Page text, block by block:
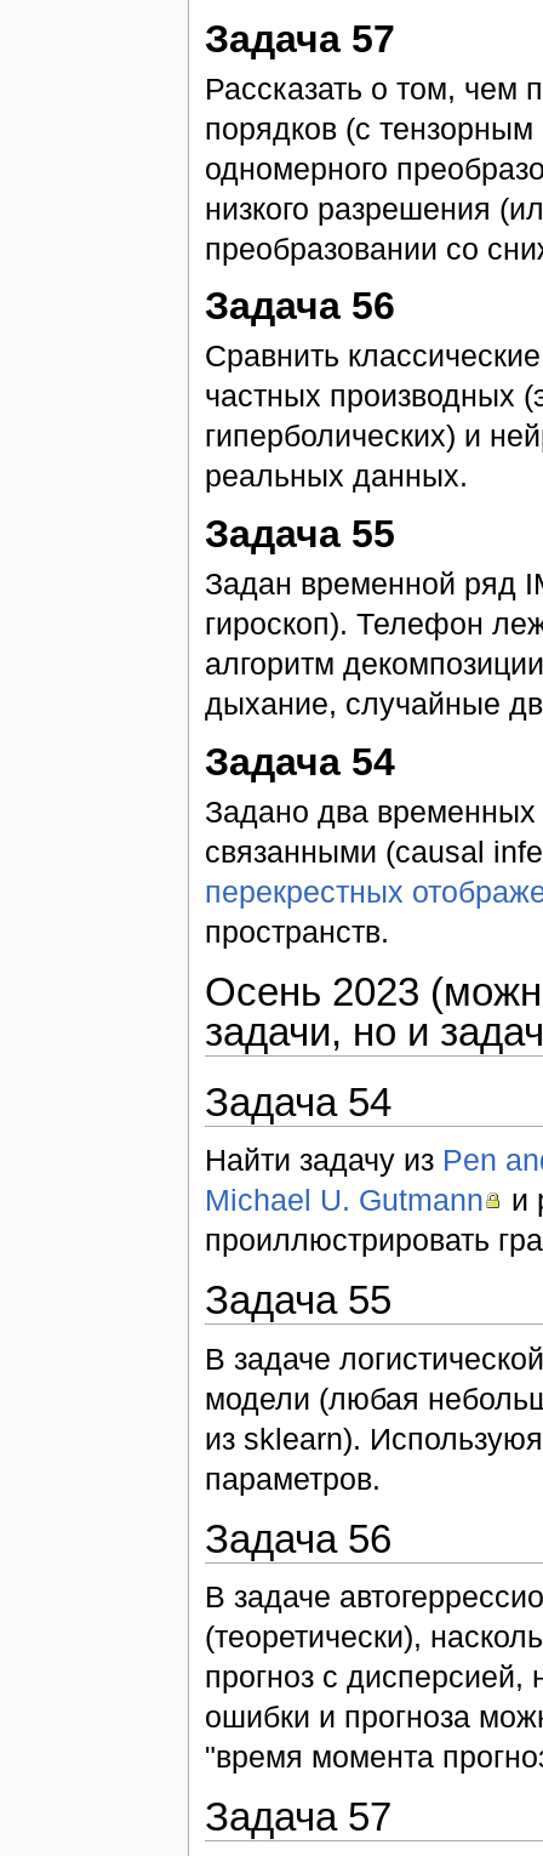
Задача 57
Рассказать о том, чем
порядков (с
одномерного
низкого разрешения
преобразовании со
Задача 56
Сравнить
частных производных
гиперболических) и
реальных данных.
Задача 55
Задан временной ряд
гироскоп). Телефон
алгоритм
дыхание, случайные
Задача 54
Задано два
связанными (causal
перекрестных
пространств.
Осень 2023
задачи, но и
Задача 54
Найти задачу из Pen
Michael U. Gutmann
и
проиллюстрировать
Задача 55
В задаче
модели (любая
из sklearn).
параметров.
Задача 56
В задаче
(теоретически),
прогноз с
ошибки и прогноза
"время момента
Задача 57